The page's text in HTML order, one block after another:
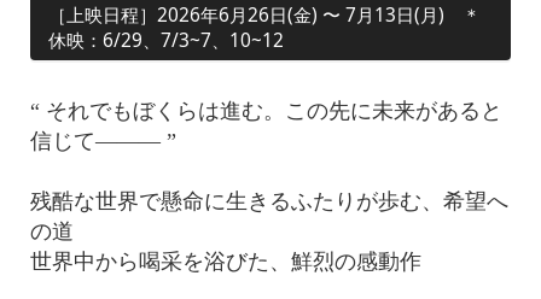
［上映日程］2026年6月26日(金) 〜 7月13日(月) ＊
休映：6/29、7/3~7、10~12
“ それでもぼくらは進む。この先に未来があると
信じて——— ”
残酷な世界で懸命に生きるふたりが歩む、希望へ
の道
世界中から喝采を浴びた、鮮烈の感動作